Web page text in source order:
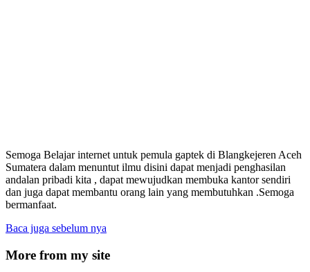
Semoga Belajar internet untuk pemula gaptek di Blangkejeren Aceh
Sumatera dalam menuntut ilmu disini dapat menjadi penghasilan
andalan pribadi kita , dapat mewujudkan membuka kantor sendiri
dan juga dapat membantu orang lain yang membutuhkan .Semoga
bermanfaat.
Baca juga sebelum nya
More from my site